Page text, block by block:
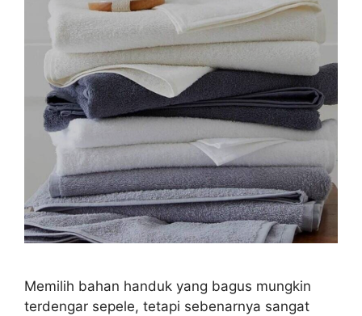
Memilih bahan handuk yang bagus mungkin
terdengar sepele, tetapi sebenarnya sangat